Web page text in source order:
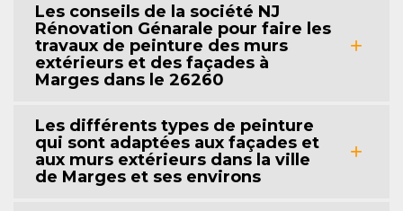
Les conseils de la société NJ
Rénovation Génarale pour faire les
travaux de peinture des murs
extérieurs et des façades à
Marges dans le 26260
Les différents types de peinture
qui sont adaptées aux façades et
aux murs extérieurs dans la ville
de Marges et ses environs